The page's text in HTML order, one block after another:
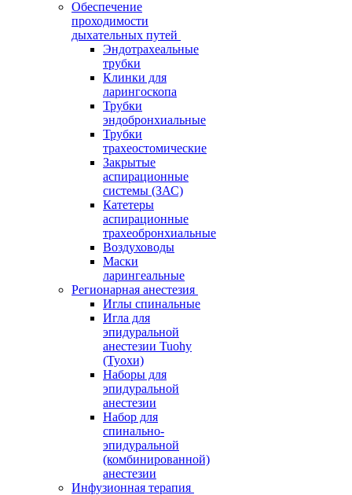
Обеспечение
проходимости
дыхательных путей
Эндотрахеальные
трубки
Клинки для
ларингоскопа
Трубки
эндобронхиальные
Трубки
трахеостомические
Закрытые
аспирационные
системы (ЗАС)
Катетеры
аспирационные
трахеобронхиальные
Воздуховоды
Маски
ларингеальные
Регионарная анестезия
Иглы спинальные
Игла для
эпидуральной
анестезии Tuohy
(Туохи)
Наборы для
эпидуральной
анестезии
Набор для
спинально-
эпидуральной
(комбинированной)
анестезии
Инфузионная терапия